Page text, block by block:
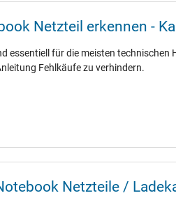
Netzteil erkennen -
essentiell für die meisten
Fehlkäufe zu verhindern.
Netzteile /